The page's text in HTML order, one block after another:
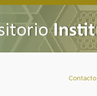
Contacto